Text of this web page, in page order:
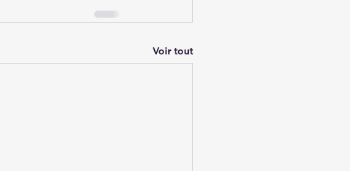
Voir tout